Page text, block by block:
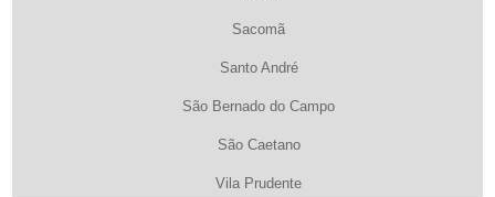
Sacomã
Santo André
São Bernado do Campo
São Caetano
Vila Prudente